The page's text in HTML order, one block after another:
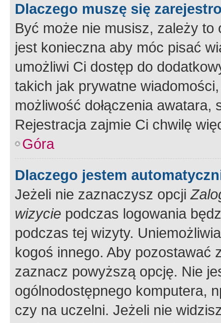
Dlaczego muszę się
Być może nie musisz, zależy
jest konieczna aby móc pisać
umożliwi Ci dostęp do
takich jak prywatne
możliwość dołączenia
Rejestracja zajmie Ci chwilę
Góra
Dlaczego jestem
Jeżeli nie zaznaczysz opcji
wizycie podczas logowania
podczas tej wizyty.
kogoś innego. Aby pozostawać
zaznacz powyższą opcję. Nie
ogólnodostępnego komputera,
czy na uczelni. Jeżeli nie